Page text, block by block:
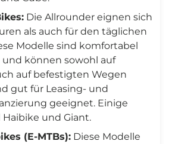
Die Allrounder eignen sich
als auch für den täglichen
Modelle sind komfortabel
können sowohl auf
auf befestigten Wegen
gut für Leasing- und
geeignet. Einige
und Giant.
(E-MTBs): Diese Modelle